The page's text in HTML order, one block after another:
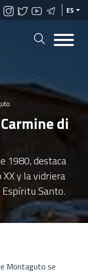
ES
di
1980, destaca
y la vidriera
Santo.
Montaguto se